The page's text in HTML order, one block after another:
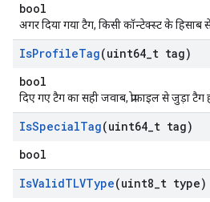
bool
अगर दिया गया टैग, किसी कॉन्टेक्स्ट के हिसाब
IsProfileTag(uint64 t tag)
bool
दिए गए टैग का सही जवाब, प्रोफ़ाइल से जुड़ा टैग
IsSpecialTag(uint64 t tag)
bool
IsValidTLVType(uint8 t type)